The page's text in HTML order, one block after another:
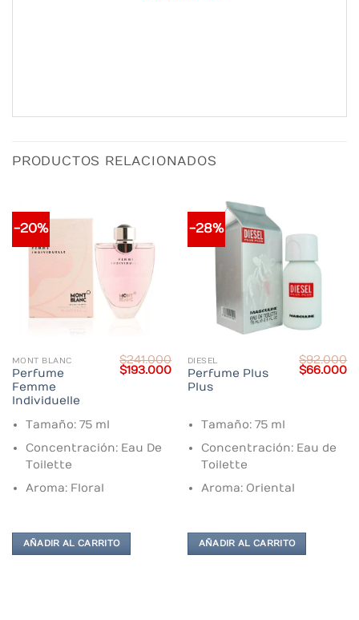
PRODUCTOS RELACIONADOS
-20%
MONT BLANC
Perfume
Femme
Individuelle
$241.000
Original
$193.000Current
price
Tamaño: 75 ml
Concentración: Eau De
Toilette
Aroma: Floral
AÑADIR AL CARRITO
-28%
DIESEL
Perfume Plus
Plus
$92.000
Original
$66.000
Tamaño: 75 ml
Concentración: Eau de
Toilette
Aroma: Oriental
AÑADIR AL CARRITO